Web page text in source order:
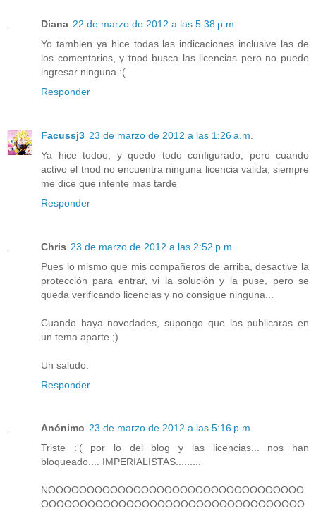
Diana 22 de marzo de 2012 a las 5:38 p.m.
Yo tambien ya hice todas las indicaciones inclusive las de
los comentarios, y tnod busca las licencias pero no puede
ingresar ninguna :(
Responder
Facussj3 23 de marzo de 2012 a las 1:26 a.m.
Ya hice todoo, y quedo todo configurado, pero cuando
activo el tnod no encuentra ninguna licencia valida, siempre
me dice que intente mas tarde
Responder
Chris 23 de marzo de 2012 a las 2:52 p.m.
Pues lo mismo que mis compañeros de arriba, desactive la
protección para entrar, vi la solución y la puse, pero se
queda verificando licencias y no consigue ninguna...
Cuando haya novedades, supongo que las publicaras en
un tema aparte ;)
Un saludo.
Responder
Anónimo 23 de marzo de 2012 a las 5:16 p.m.
Triste :'( por lo del blog y las licencias... nos han
bloqueado.... IMPERIALISTAS.........
NOOOOOOOOOOOOOOOOOOOOOOOOOOOOOOOOO
OOOOOOOOOOOOOOOOOOOOOOOOOOOOOOOOOO